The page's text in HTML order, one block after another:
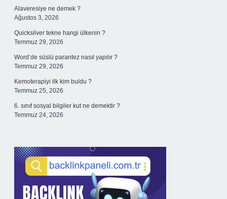
Alaveresiye ne demek ?
Ağustos 3, 2026
Quicksilver tekne hangi ülkenin ?
Temmuz 29, 2026
Word’de süslü parantez nasıl yapılır ?
Temmuz 29, 2026
Kemoterapiyi ilk kim buldu ?
Temmuz 25, 2026
6. sınıf sosyal bilgiler kut ne demektir ?
Temmuz 24, 2026